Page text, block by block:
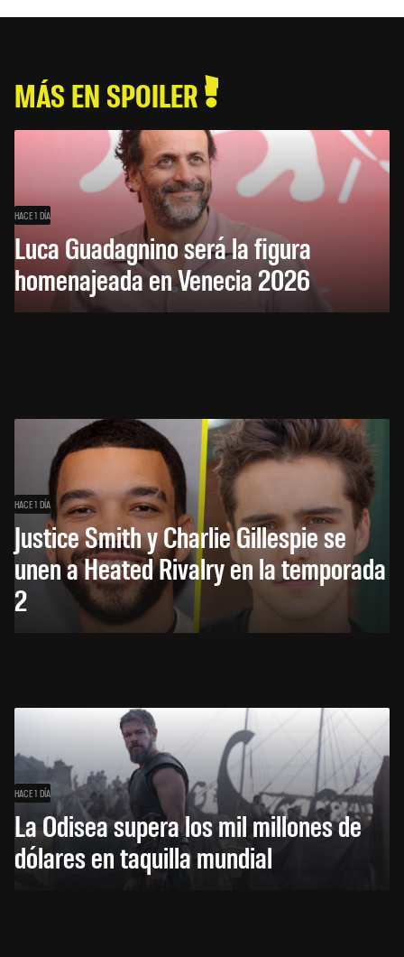
MÁS EN SPOILER
HACE 1 DÍA
Luca Guadagnino será la figura
homenajeada en Venecia 2026
HACE 1 DÍA
Justice Smith y Charlie Gillespie se
unen a Heated Rivalry en la temporada
2
HACE 1 DÍA
La Odisea supera los mil millones de
dólares en taquilla mundial